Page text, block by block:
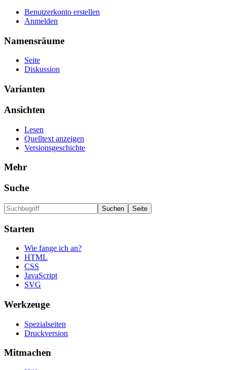
Benutzerkonto erstellen
Anmelden
Namensräume
Seite
Diskussion
Varianten
Ansichten
Lesen
Quelltext anzeigen
Versionsgeschichte
Mehr
Suche
Starten
Wie fange ich an?
HTML
CSS
JavaScript
SVG
Werkzeuge
Spezialseiten
Druckversion
Mitmachen